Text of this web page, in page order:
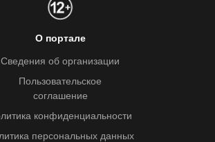
О портале
Сведения об организации
Пользовательское
соглашение
конфиденциальности
персональных данных